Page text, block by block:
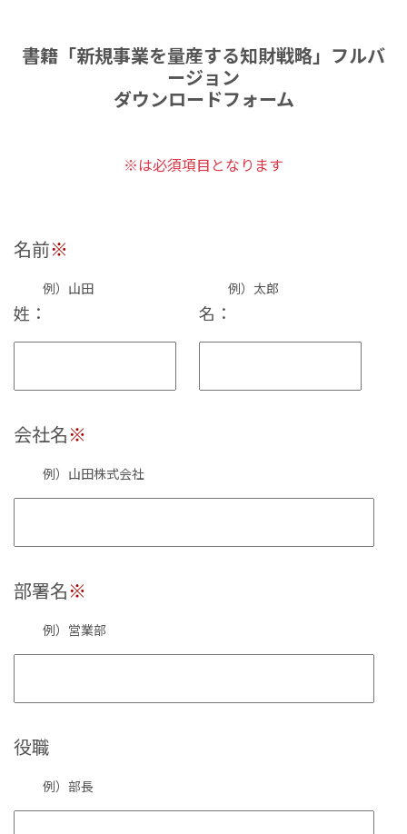
書籍「新規事業を量産する知財戦略」フルバ
ージョン
ダウンロードフォーム
※は必須項目となります
名前※
例）山田
姓：
例）太郎
名：
会社名※
例）山田株式会社
部署名※
例）営業部
役職
例）部長